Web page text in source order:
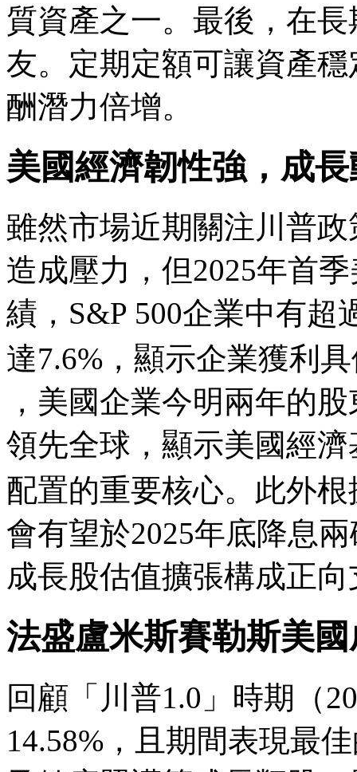
質資產之一。最後，在
友。定期定額可讓資產
酬潛力倍增。
美國經濟韌性強，成
雖然市場近期關注川普
造成壓力，但2025年首
績，S&P 500企業中有
達7.6%，顯示企業獲利
，美國企業今明兩年的
領先全球，顯示美國經
配置的重要核心。此外根
會有望於2025年底降息
成長股估值擴張構成正
法盛盧米斯賽勒斯美
回顧「川普1.0」時期（
14.58%，且期間表現最